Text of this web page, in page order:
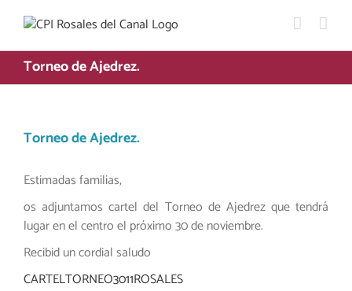
contenido
Torneo de Ajedrez.
Torneo de Ajedrez.
Estimadas familias,
os adjuntamos cartel del Torneo de Ajedrez que tendrá
lugar en el centro el próximo 30 de noviembre.
Recibid un cordial saludo
CARTELTORNEO3011ROSALES